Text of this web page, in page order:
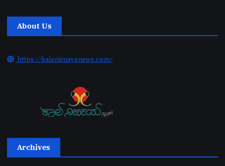
About Us
https://kalanirnayanews.com/
Archives